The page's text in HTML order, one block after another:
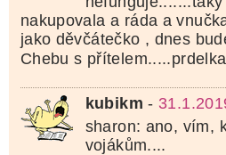
nakupovala a ráda a
jako děvčátečko , dnes
Chebu s
kubikm -
sharon: ano, vím,
vojákům....